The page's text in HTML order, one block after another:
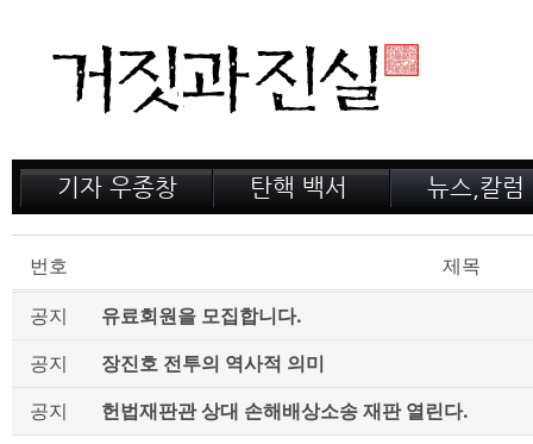
기자 우종창
저서 소개
탄핵 백서
거짓의 산
뉴스,칼럼
공지,새소식
전문가 칼럼
번호
제목
공지
유료회원을 모집합니다.
공지
장진호 전투의 역사적 의미
공지
헌법재판관 상대 손해배상소송 재판 열린다.